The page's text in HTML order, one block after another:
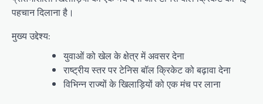
पहचान दिलाना है।
मुख्य उद्देश्य:
युवाओं को खेल के क्षेत्र में अवसर देना
राष्ट्रीय स्तर पर टेनिस बॉल क्रिकेट को बढ़ावा देना
विभिन्न राज्यों के खिलाड़ियों को एक मंच पर लाना